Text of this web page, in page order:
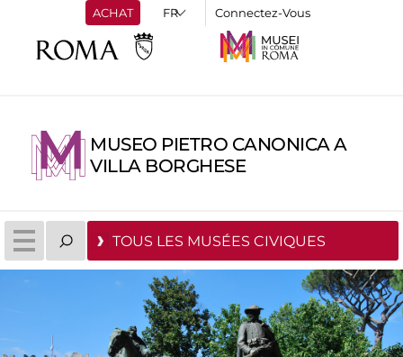
ACHAT Connectez-Vous
MUSEO PIETRO CANONICA A
VILLA BORGHESE
TOUS LES MUSÉES CIVIQUES